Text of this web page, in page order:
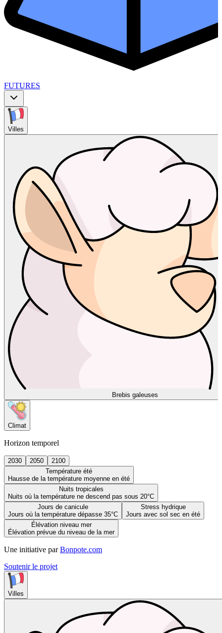
FUTURES
Villes
Brebis galeuses
Climat
Horizon temporel
2030 2050
2100
Température été
Hausse de la température moyenne en été
Nuits tropicales
Nuits où la température ne descend pas sous 20°C
Jours de canicule
Jours où la température dépasse 35°C
Stress hydrique
Jours avec sol sec en été
Élévation niveau mer
Élévation prévue du niveau de la mer
Une initiative par Bonpote.com
Soutenir le projet
Villes